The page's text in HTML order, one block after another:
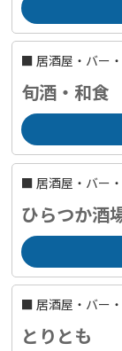
■ 居酒屋・バー
旬酒・和
■ 居酒屋・バー
ひらつか酒
■ 居酒屋・バー
とりとも